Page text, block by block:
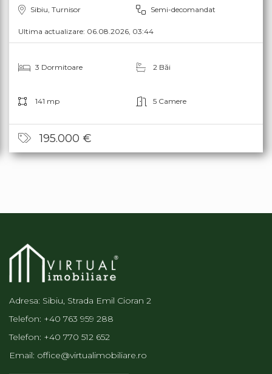
Sibiu, Turnisor Semi-decomandat
Ultima actualizare: 06.08.2026, 03:44
3 Dormitoare 2 Băi
141 mp 5 Camere
195.000 €
Adresa: Sibiu, Strada Emil Cioran 2
Telefon: +40 763 959 288
Telefon: +40 770 512 652
Email: office@virtualimobiliare.ro